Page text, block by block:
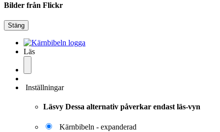
Bilder från Flickr
Stäng
Läs
Inställningar
Läsvy Dessa alternativ påverkar endast läs-vyn
Kärnbibeln - expanderad